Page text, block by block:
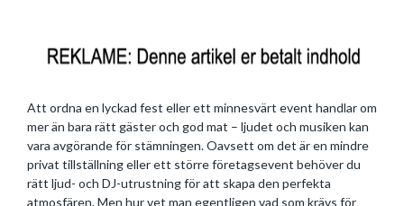
Att ordna en lyckad fest eller ett minnesvärt event handlar om
mer än bara rätt gäster och god mat – ljudet och musiken kan
vara avgörande för stämningen. Oavsett om det är en mindre
privat tillställning eller ett större företagsevent behöver du
rätt ljud- och DJ-utrustning för att skapa den perfekta
atmosfären. Men hur vet man egentligen vad som krävs för